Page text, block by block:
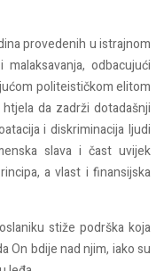
provedenih u istrajnom
odbacujući
politeističkom elitom
da zadrži dotadašnji
i diskriminacija ljudi
slava i čast uvijek
a vlast i finansijska
stiže podrška koja
On bdije nad njim, iako su